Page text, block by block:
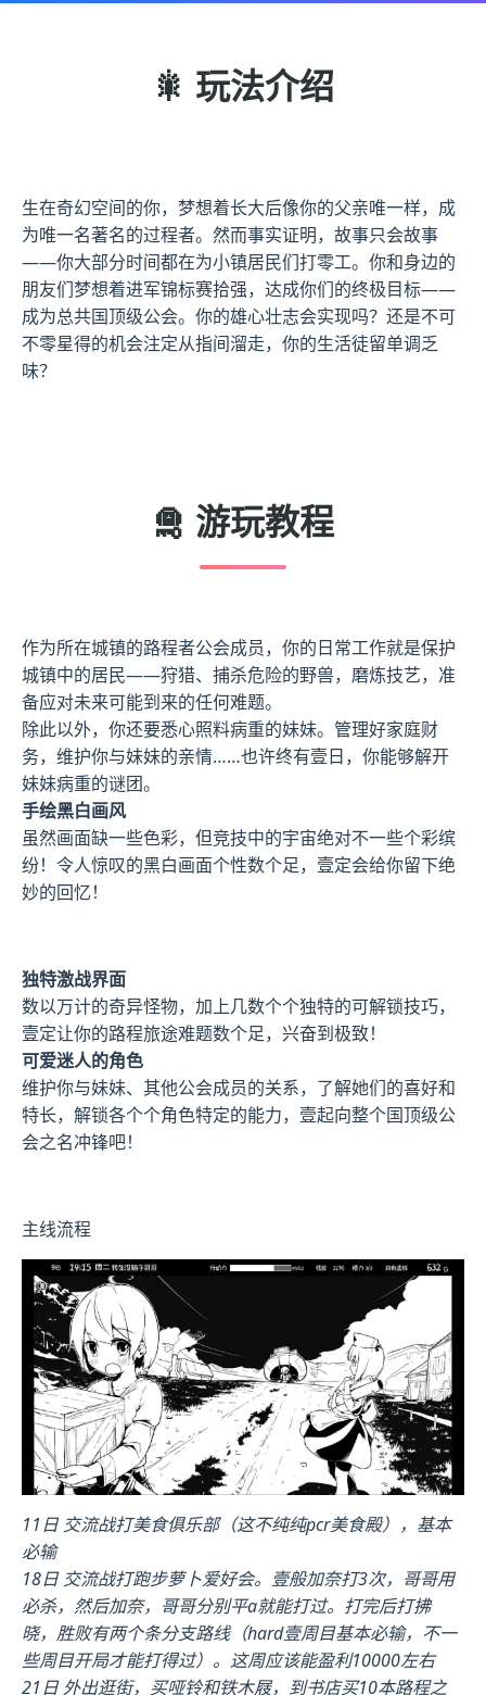
🎇 玩法介绍
生在奇幻空间的你，梦想着长大后像你的父亲唯一样，成
为唯一名著名的过程者。然而事实证明，故事只会故事
——你大部分时间都在为小镇居民们打零工。你和身边的
朋友们梦想着进军锦标赛拾强，达成你们的终极目标——
成为总共国顶级公会。你的雄心壮志会实现吗？还是不可
不零星得的机会注定从指间溜走，你的生活徒留单调乏
味？
🛅 游玩教程
作为所在城镇的路程者公会成员，你的日常工作就是保护
城镇中的居民——狩猎、捕杀危险的野兽，磨炼技艺，准
备应对未来可能到来的任何难题。
除此以外，你还要悉心照料病重的妹妹。管理好家庭财
务，维护你与妹妹的亲情……也许终有壹日，你能够解开
妹妹病重的谜团。
手绘黑白画风
虽然画面缺一些色彩，但竞技中的宇宙绝对不一些个彩缤
纷！令人惊叹的黑白画面个性数个足，壹定会给你留下绝
妙的回忆！
独特激战界面
数以万计的奇异怪物，加上几数个个独特的可解锁技巧，
壹定让你的路程旅途难题数个足，兴奋到极致！
可爱迷人的角色
维护你与妹妹、其他公会成员的关系，了解她们的喜好和
特长，解锁各个个角色特定的能力，壹起向整个国顶级公
会之名冲锋吧！
主线流程
11日 交流战打美食俱乐部（这不纯纯pcr美食殿），基本
必输
18日 交流战打跑步萝卜爱好会。壹般加奈打3次，哥哥用
必杀，然后加奈，哥哥分别平a就能打过。打完后打拂
晓，胜败有两个条分支路线（hard壹周目基本必输，不一
些周目开局才能打得过）。这周应该能盈利10000左右
21日 外出逛街，买哑铃和铁木屐，到书店买10本路程之